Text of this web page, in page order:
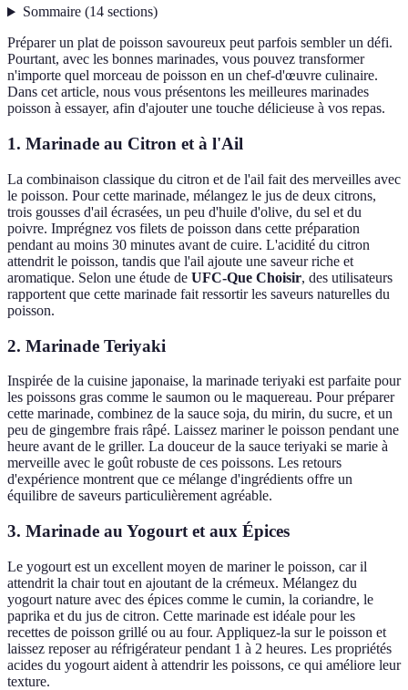
Sommaire(14 sections)
Préparer un plat de poisson savoureux peut parfois sembler un défi.
Pourtant, avec les bonnes marinades, vous pouvez transformer
n'importe quel morceau de poisson en un chef-d'œuvre culinaire.
Dans cet article, nous vous présentons les meilleures marinades
poisson à essayer, afin d'ajouter une touche délicieuse à vos repas.
1. Marinade au Citron et à l'Ail
La combinaison classique du citron et de l'ail fait des merveilles avec
le poisson. Pour cette marinade, mélangez le jus de deux citrons,
trois gousses d'ail écrasées, un peu d'huile d'olive, du sel et du
poivre. Imprégnez vos filets de poisson dans cette préparation
pendant au moins 30 minutes avant de cuire. L'acidité du citron
attendrit le poisson, tandis que l'ail ajoute une saveur riche et
aromatique. Selon une étude de UFC-Que Choisir, des utilisateurs
rapportent que cette marinade fait ressortir les saveurs naturelles du
poisson.
2. Marinade Teriyaki
Inspirée de la cuisine japonaise, la marinade teriyaki est parfaite pour
les poissons gras comme le saumon ou le maquereau. Pour préparer
cette marinade, combinez de la sauce soja, du mirin, du sucre, et un
peu de gingembre frais râpé. Laissez mariner le poisson pendant une
heure avant de le griller. La douceur de la sauce teriyaki se marie à
merveille avec le goût robuste de ces poissons. Les retours
d'expérience montrent que ce mélange d'ingrédients offre un
équilibre de saveurs particulièrement agréable.
3. Marinade au Yogourt et aux Épices
Le yogourt est un excellent moyen de mariner le poisson, car il
attendrit la chair tout en ajoutant de la crémeux. Mélangez du
yogourt nature avec des épices comme le cumin, la coriandre, le
paprika et du jus de citron. Cette marinade est idéale pour les
recettes de poisson grillé ou au four. Appliquez-la sur le poisson et
laissez reposer au réfrigérateur pendant 1 à 2 heures. Les propriétés
acides du yogourt aident à attendrir les poissons, ce qui améliore leur
texture.